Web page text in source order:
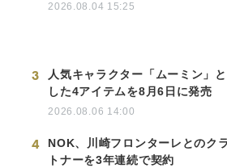
2026.08.04 15:25
3
人気キャラクター「ムーミン」
した4アイテムを8月6日に発売
2026.08.06 14:00
4
NOK、川崎フロンターレとのク
トナーを3年連続で契約